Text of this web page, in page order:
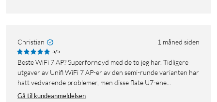
Christian 1 måned siden
5/5
Beste WiFi 7 AP? Superfornøyd med de to jeg har. Tidligere
utgaver av Unifi WiFi 7 AP-er av den semi-runde varianten har
hatt vedvarende problemer, men disse flate U7-ene...
Gå til kundeanmeldelsen